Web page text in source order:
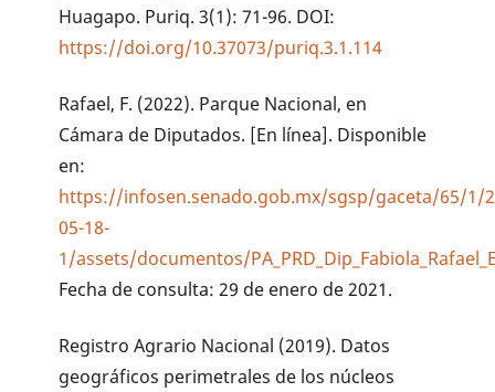
Huagapo. Puriq. 3(1): 71-96. DOI:
https://doi.org/10.37073/puriq.3.1.114
Rafael, F. (2022). Parque Nacional, en
Cámara de Diputados. [En línea]. Disponible
en:
https://infosen.senado.gob.mx/sgsp/gaceta/65/1/
05-18-
1/assets/documentos/
Fecha de consulta: 29 de enero de 2021.
Registro Agrario Nacional (2019). Datos
geográficos perimetrales de los núcleos